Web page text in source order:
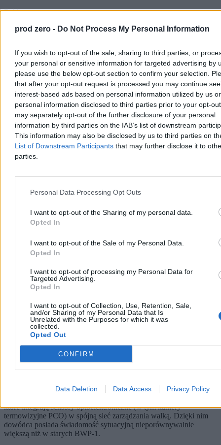
prod zero - Do Not Process My Personal Information
If you wish to opt-out of the sale, sharing to third parties, or
your personal or sensitive information for targeted advertising by
please use the below opt-out section to confirm your selection.
that after your opt-out request is processed you may continue
interest-based ads based on personal information utilized by us or
personal information disclosed to third parties prior to your opt-
may separately opt-out of the further disclosure of your personal
information by third parties on the IAB’s list of downstream
This information may also be disclosed by us to third parties on
List of Downstream Participants that may further disclose it to
parties.
Personal Data Processing Opt Outs
I want to opt-out of the Sharing of my personal data.
Opted In
I want to opt-out of the Sale of my Personal Data.
Opted In
I want to opt-out of processing my Personal Data for
Targeted Advertising.
Opted In
I want to opt-out of Collection, Use, Retention, Sale,
and/or Sharing of my Personal Data that Is
Unrelated with the Purposes for which it was
collected.
Opted Out
CONFIRM
Data Deletion Data Access Privacy Policy
Reklama
Bezpieczeństwo trzyosobowej załogi i sześcioosobowego desantu
oparto na modułowym opancerzeniu chroniącym przed ostrzałem z
zaprojektowany jako bezpośrednie wsparcie dla nowoczesnych
Black Panther, zapewniając piechocie osłonę i siłę ognia niezbędną
które integrują sensory optoelektroniczne (w tym kamery
termowizyjne PCO) w spójną sieć zarządzania walką. Dzięki nim
dowódca posiada świadomość sytuacyjną nieporównywalnie
większą niż w starych BWP-1.